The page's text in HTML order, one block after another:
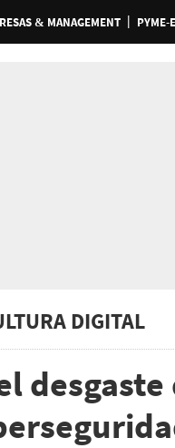
& MANAGEMENT PYME-
DIGITAL
desgaste